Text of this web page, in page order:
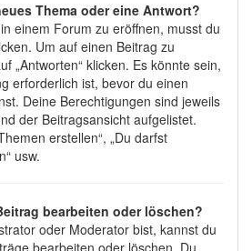
Thema oder eine Antwort?
einem Forum zu eröffnen, musst du
Um auf einen Beitrag zu
„Antworten“ klicken. Es könnte sein,
erforderlich ist, bevor du einen
Deine Berechtigungen sind jeweils
der Beitragsansicht aufgelistet.
erstellen“, „Du darfst
usw.
bearbeiten oder löschen?
oder Moderator bist, kannst du
bearbeiten oder löschen. Du